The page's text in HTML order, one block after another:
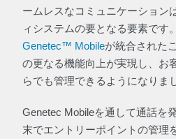
ームレスなコミュニケーション
ィシステムの要となる要素です。
Genetec™ Mobileが統合された
の更なる機能向上が実現し、お
らでも管理できるようになりま
Genetec Mobileを通して通話を
末でエントリーポイントの管理